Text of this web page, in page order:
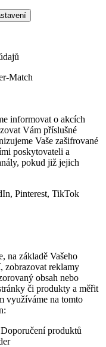
Match
informovat o akcích
Vám příslušné
Vaše zašifrované
poskytovateli a
pokud již jejich
Pinterest, TikTok
na základě Vašeho
zobrazovat reklamy
obsah nebo
či produkty a měřit
využíváme na tomto
produktů